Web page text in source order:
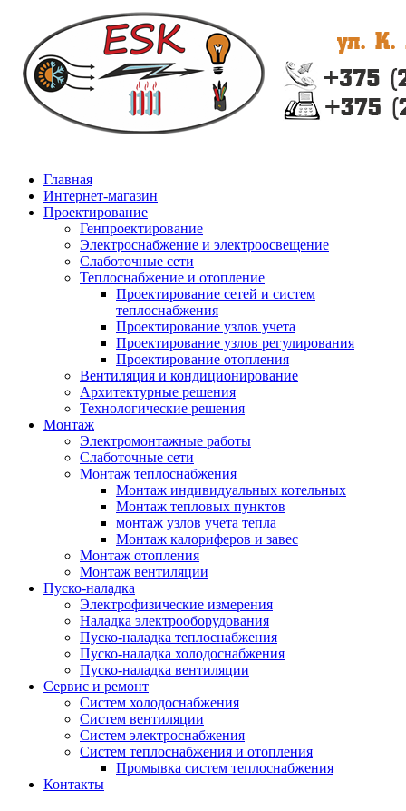
Главная
Интернет-магазин
Проектирование
Генпроектирование
Электроснабжение и электроосвещение
Слаботочные сети
Теплоснабжение и отопление
Проектирование сетей и систем
теплоснабжения
Проектирование узлов учета
Проектирование узлов регулирования
Проектирование отопления
Вентиляция и кондиционирование
Архитектурные решения
Технологические решения
Монтаж
Электромонтажные работы
Слаботочные сети
Монтаж теплоснабжения
Монтаж индивидуальных котельных
Монтаж тепловых пунктов
монтаж узлов учета тепла
Монтаж калориферов и завес
Монтаж отопления
Монтаж вентиляции
Пуско-наладка
Электрофизические измерения
Наладка электрооборудования
Пуско-наладка теплоснабжения
Пуско-наладка холодоснабжения
Пуско-наладка вентиляции
Сервис и ремонт
Систем холодоснабжения
Систем вентиляции
Систем электроснабжения
Систем теплоснабжения и отопления
Промывка систем теплоснабжения
Контакты